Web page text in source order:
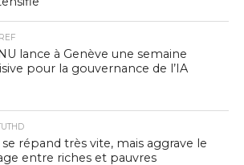
lance à Genève une semaine
pour la gouvernance de l’IA
se répand très vite, mais aggrave le
entre riches et pauvres